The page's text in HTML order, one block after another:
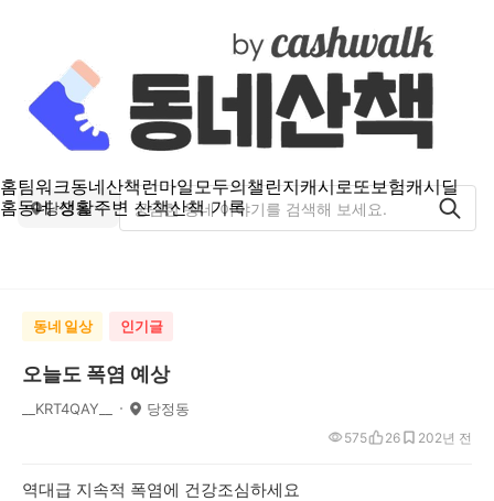
홈팀워크동네산책런마일모두의챌린지캐시로또보험캐시딜
홈동네 생활주변 산책산책 기록
당정동
동네 일상 인기글
오늘도 폭염 예상
__KRT4QAY__ 당정동
2년 전
575 26 20
역대급 지속적 폭염에 건강조심하세요